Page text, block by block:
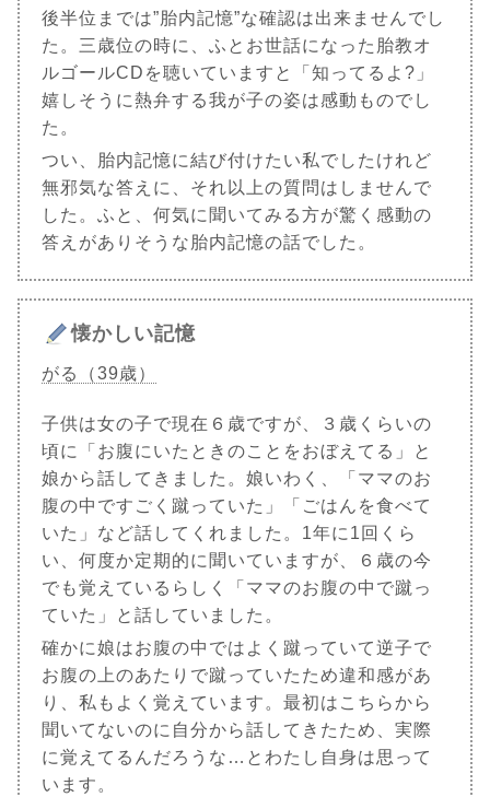
後半位までは”胎内記憶”な確認は出来ませんでし
た。三歳位の時に、ふとお世話になった胎教オ
ルゴールCDを聴いていますと「知ってるよ?」
嬉しそうに熱弁する我が子の姿は感動ものでし
た。
つい、胎内記憶に結び付けたい私でしたけれど
無邪気な答えに、それ以上の質問はしませんで
した。ふと、何気に聞いてみる方が驚く感動の
答えがありそうな胎内記憶の話でした。
懐かしい記憶
がる（39歳）
子供は女の子で現在６歳ですが、３歳くらいの
頃に「お腹にいたときのことをおぼえてる」と
娘から話してきました。娘いわく、「ママのお
腹の中ですごく蹴っていた」「ごはんを食べて
いた」など話してくれました。1年に1回くら
い、何度か定期的に聞いていますが、６歳の今
でも覚えているらしく「ママのお腹の中で蹴っ
ていた」と話していました。
確かに娘はお腹の中ではよく蹴っていて逆子で
お腹の上のあたりで蹴っていたため違和感があ
り、私もよく覚えています。最初はこちらから
聞いてないのに自分から話してきたため、実際
に覚えてるんだろうな…とわたし自身は思って
います。